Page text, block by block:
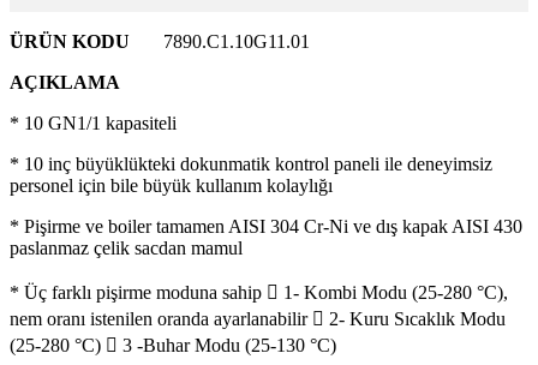
ÜRÜN KODU
7890.C1.10G11.01
AÇIKLAMA
* 10 GN1/1 kapasiteli
* 10 inç büyüklükteki dokunmatik kontrol paneli ile deneyimsiz
personel için bile büyük kullanım kolaylığı
* Pişirme ve boiler tamamen AISI 304 Cr-Ni ve dış kapak AISI 430
paslanmaz çelik sacdan mamul
* Üç farklı pişirme moduna sahip  1- Kombi Modu (25-280 °C),
nem oranı istenilen oranda ayarlanabilir  2- Kuru Sıcaklık Modu
(25-280 °C)  3 -Buhar Modu (25-130 °C)